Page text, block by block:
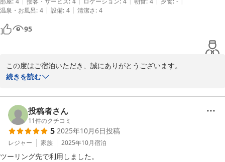
総合的に良い宿だと思います。
熊本や阿蘇には年に数回訪れるので、またお世話になりに行こうと思い
ＨＯＴＥＬ ＡＺ 熊本大津店
温泉・お風呂: 4 | 設備: 4 | 清潔さ: 4
95
この度はご宿泊いただき、誠にありがとうございます。
す。お客様にとって便利な立地であることは、私たちの大切なポイ
ントの一つです。
またのご利用を心よりお待ちしております。
HOTEL AZ熊本大津店 フロント
続きを読む
投稿者さん
11件のクチコミ
5 2025年10月6日投稿
レジャー 家族 2025年10月宿泊
ツーリング先で利用しました。